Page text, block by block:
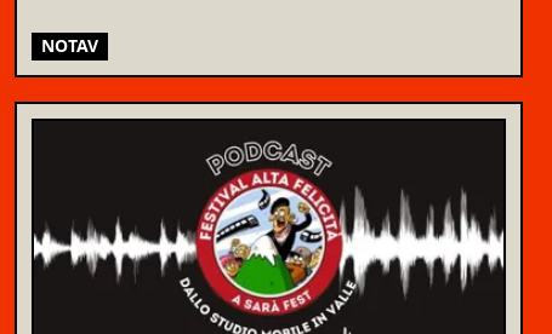
NOTAV